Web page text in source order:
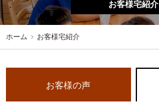
お客様宅紹介
ホーム お客様宅紹介
お客様の声